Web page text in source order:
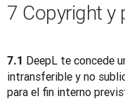
7 Copyright y
7.1 DeepL te concede
intransferible y no
para el fin interno